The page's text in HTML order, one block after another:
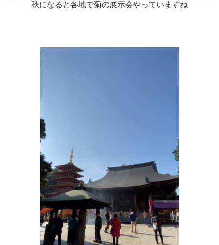
秋になると各地で菊の展示会やっていますね